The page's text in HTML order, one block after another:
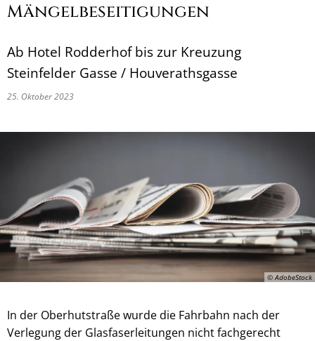
Mängelbeseitigungen
Ab Hotel Rodderhof bis zur Kreuzung
Steinfelder Gasse / Houverathsgasse
25. Oktober 2023
© AdobeStock
In der Oberhutstraße wurde die Fahrbahn nach der
Verlegung der Glasfaserleitungen nicht fachgerecht